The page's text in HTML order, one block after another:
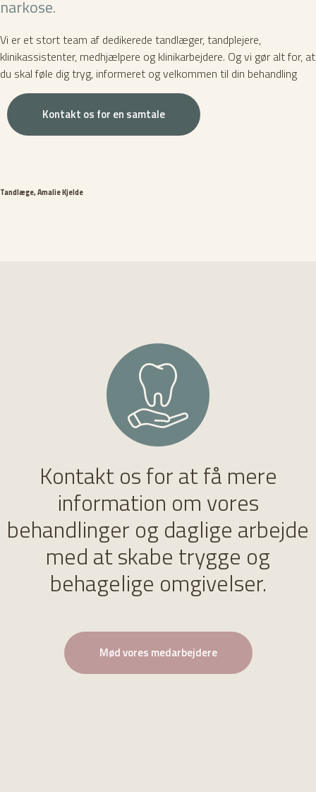
narkose.
Vi er et stort team af dedikerede tandlæger, tandplejere,
klinikassistenter, medhjælpere og klinikarbejdere. Og vi gør alt for, at
du skal føle dig tryg, informeret og velkommen til din behandling
Kontakt os for en samtale
Tandlæge, Amalie Kjelde
Kontakt os for at få mere
information om vores
behandlinger og daglige arbejde
med at skabe trygge og
behagelige omgivelser.
Mød vores medarbejdere